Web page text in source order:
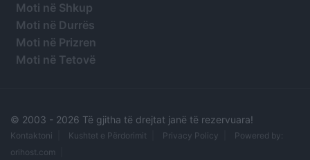
Moti në Shkup
Moti në Durrës
Moti në Prizren
Moti në Tetovë
© 2003 - 2026 Të gjitha të drejtat janë të rezervuara!
Kontaktoni Kushtet e Përdorimit Privacy Policy
Powered by:
orihost.com